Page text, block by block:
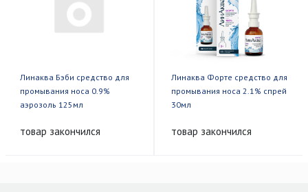
Линаква Бэби средство для
промывания носа 0.9%
аэрозоль 125мл
товар закончился
Линаква Форте средство для
промывания носа 2.1% спрей
30мл
товар закончился